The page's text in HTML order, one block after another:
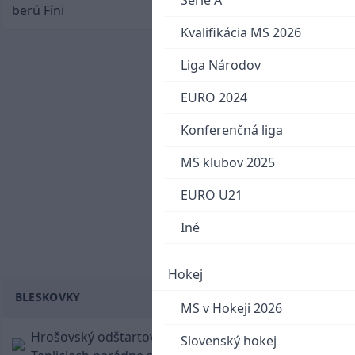
Kvalifikácia MS 2026
Liga Národov
EURO 2024
Konferenčná liga
MS klubov 2025
EURO U21
Iné
Hokej
MS v Hokeji 2026
Slovenský hokej
berú Fíni
BLESKOVKY
Hrošovský odštartoval šialenú prestrelku! V